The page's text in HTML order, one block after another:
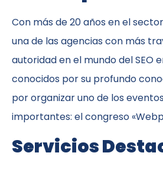
Con más de 20 años en el
una de las agencias con más
autoridad en el mundo del SEO
conocidos por su profundo
por organizar uno de los
importantes: el congreso
Servicios